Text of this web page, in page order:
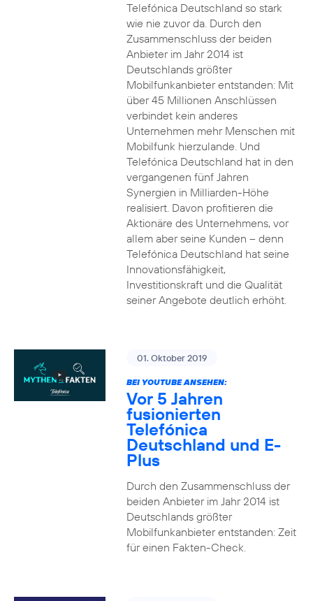
Telefónica Deutschland so stark
wie nie zuvor da. Durch den
Zusammenschluss der beiden
Anbieter im Jahr 2014 ist
Deutschlands größter
Mobilfunkanbieter entstanden: Mit
über 45 Millionen Anschlüssen
verbindet kein anderes
Unternehmen mehr Menschen mit
Mobilfunk hierzulande. Und
Telefónica Deutschland hat in den
vergangenen fünf Jahren
Synergien in Milliarden-Höhe
realisiert. Davon profitieren die
Aktionäre des Unternehmens, vor
allem aber seine Kunden – denn
Telefónica Deutschland hat seine
Innovationsfähigkeit,
Investitionskraft und die Qualität
seiner Angebote deutlich erhöht.
01. Oktober 2019
BEI YOUTUBE ANSEHEN:
Vor 5 Jahren
fusionierten
Telefónica
Deutschland und E-
Plus
Durch den Zusammenschluss der
beiden Anbieter im Jahr 2014 ist
Deutschlands größter
Mobilfunkanbieter entstanden: Zeit
für einen Fakten-Check.